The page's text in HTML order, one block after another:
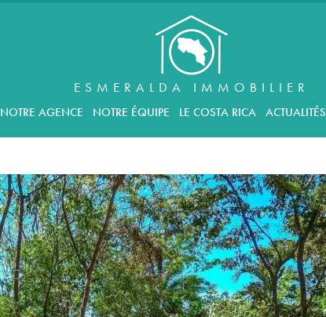
ESMERALDA IMMOBILIER
NOTRE AGENCE NOTRE ÉQUIPE LE COSTA RICA ACTUALITÉS